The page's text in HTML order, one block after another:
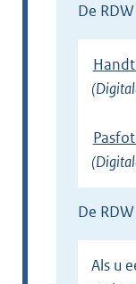
de
de
Als u een rijbewijs aanvraagt of